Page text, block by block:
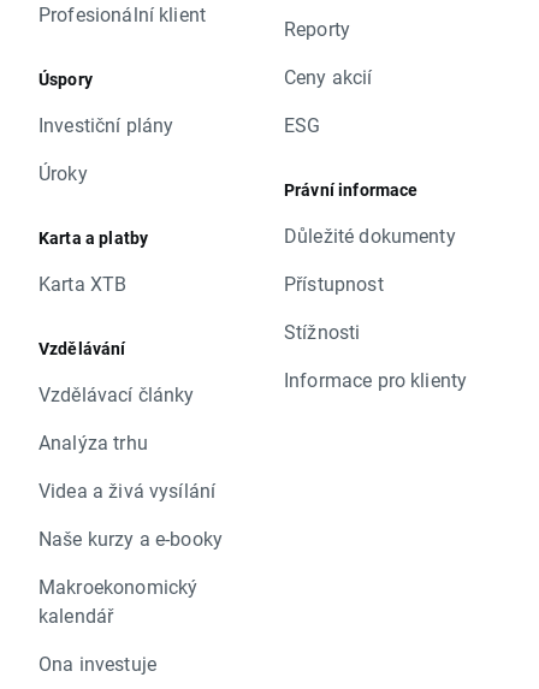
Profesionální klient
Úspory
Investiční plány
Úroky
Karta a platby
Karta XTB
Vzdělávání
Vzdělávací články
Analýza trhu
Videa a živá vysílání
Naše kurzy a e-booky
Makroekonomický
kalendář
Ona investuje
Reporty
Ceny akcií
ESG
Právní informace
Důležité dokumenty
Přístupnost
Stížnosti
Informace pro klienty